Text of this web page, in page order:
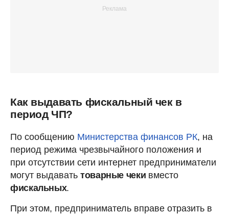
Как выдавать фискальный чек в
период ЧП?
По сообщению Министерства финансов РК, на
период режима чрезвычайного положения и
при отсутствии сети интернет предприниматели
могут выдавать товарные чеки вместо
фискальных.
При этом, предприниматель вправе отразить в